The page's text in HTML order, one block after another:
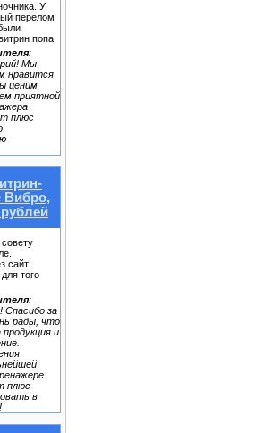
У
перелом
попа
:
Мы
нравится
ценим
приятной
плюс
Вибро,
рублей
сайт.
того
:
Спасибо за
рады, что
и
плюс
в